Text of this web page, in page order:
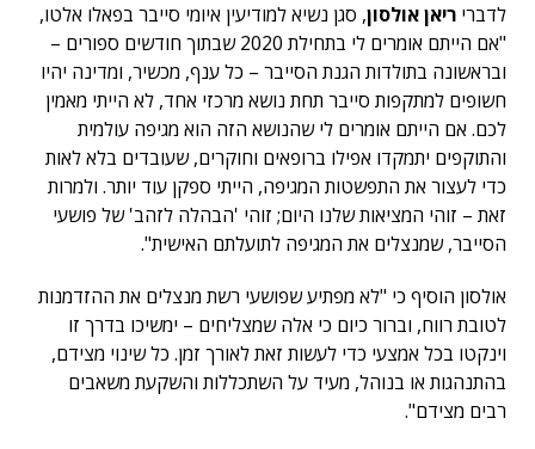
לדברי ריאן אולסון, סגן נשיא למודיעין איומי סייבר בפאלו אלטו,
"אם הייתם אומרים לי בתחילת 2020 שבתוך חודשים ספורים –
ובראשונה בתולדות הגנת הסייבר – כל ענף, מכשיר, ומדינה יהיו
חשופים למתקפות סייבר תחת נושא מרכזי אחד, לא הייתי מאמין
לכם. אם הייתם אומרים לי שהנושא הזה הוא מגיפה עולמית
והתוקפים יתמקדו אפילו ברופאים וחוקרים, שעובדים בלא לאות
כדי לעצור את התפשטות המגיפה, הייתי ספקן עוד יותר. ולמרות
זאת – זוהי המציאות שלנו היום; זוהי 'הבהלה לזהב' של פושעי
הסייבר, שמנצלים את המגיפה לתועלתם האישית".
אולסון הוסיף כי "לא מפתיע שפושעי רשת מנצלים את ההזדמנות
לטובת רווח, וברור כיום כי אלה שמצליחים – ימשיכו בדרך זו
וינקטו בכל אמצעי כדי לעשות זאת לאורך זמן. כל שינוי מצידם,
בהתנהגות או בנוהל, מעיד על השתכללות והשקעת משאבים
רבים מצידם".